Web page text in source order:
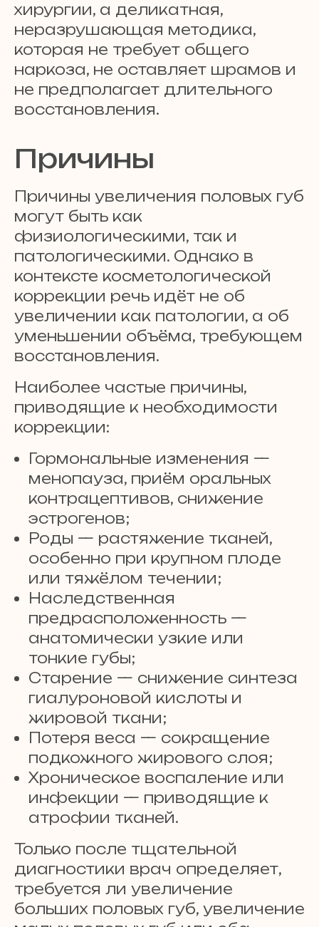
хирургии, а деликатная,
неразрушающая методика,
которая не требует общего
наркоза, не оставляет шрамов и
не предполагает длительного
восстановления.
Причины
Причины увеличения половых губ
могут быть как
физиологическими, так и
патологическими. Однако в
контексте косметологической
коррекции речь идёт не об
увеличении как патологии, а об
уменьшении объёма, требующем
восстановления.
Наиболее частые причины,
приводящие к необходимости
коррекции:
Гормональные изменения —
менопауза, приём оральных
контрацептивов, снижение
эстрогенов;
Роды — растяжение тканей,
особенно при крупном плоде
или тяжёлом течении;
Наследственная
предрасположенность —
анатомически узкие или
тонкие губы;
Старение — снижение синтеза
гиалуроновой кислоты и
жировой ткани;
Потеря веса — сокращение
подкожного жирового слоя;
Хроническое воспаление или
инфекции — приводящие к
атрофии тканей.
Только после тщательной
диагностики врач определяет,
требуется ли увеличение
больших половых губ, увеличение